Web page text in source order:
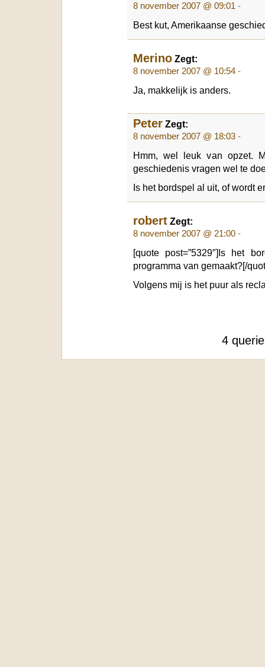
8 november 2007 @ 09:01 -
Best kut, Amerikaanse
Merino Zegt:
8 november 2007 @ 10:54 -
Ja, makkelijk is anders.
Peter Zegt:
8 november 2007 @ 18:03 -
Hmm, wel leuk van opzet.
geschiedenis vragen wel te
Is het bordspel al uit, of wordt
robert Zegt:
8 november 2007 @ 21:00 -
[quote post=”5329″]Is het
programma van gemaakt?[/
Volgens mij is het puur als
4